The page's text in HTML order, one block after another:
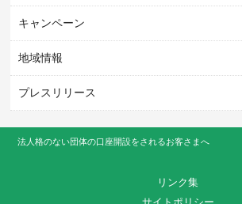
キャンペーン
地域情報
プレスリリース
法人格のない団体の口座開設をされるお客さまへ
リンク集